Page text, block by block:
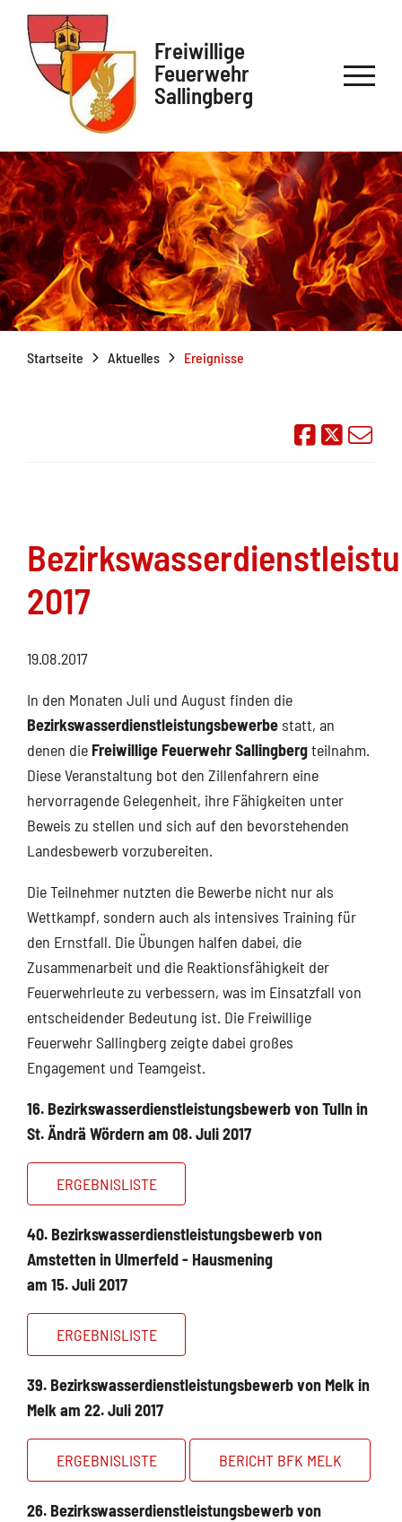
Freiwillige
Feuerwehr
Sallingberg
Startseite Aktuelles Ereignisse
Auf
2017
19.08.2017
In den Monaten Juli und August finden die
Bezirkswasserdienstleistungsbewerbe statt, an
denen die Freiwillige Feuerwehr Sallingbergteilnahm.
Diese Veranstaltung bot den Zillenfahrern eine
hervorragende Gelegenheit, ihre Fähigkeiten unter
Beweis zu stellen und sich auf den bevorstehenden
Landesbewerb vorzubereiten.
Die Teilnehmer nutzten die Bewerbe nicht nur als
Wettkampf, sondern auch als intensives Training für
den Ernstfall. Die Übungen halfen dabei, die
Zusammenarbeit und die Reaktionsfähigkeit der
Feuerwehrleute zu verbessern, was im Einsatzfall von
entscheidender Bedeutung ist. Die Freiwillige
Feuerwehr Sallingberg zeigte dabei großes
Engagement und Teamgeist.
16. Bezirkswasserdienstleistungsbewerb von Tulln in
St. Ändrä Wördern am 08. Juli 2017
ERGEBNISLISTE
40. Bezirkswasserdienstleistungsbewerb von
Amstetten in Ulmerfeld - Hausmening
am 15. Juli 2017
ERGEBNISLISTE
39. Bezirkswasserdienstleistungsbewerb von Melk in
Melk am 22. Juli 2017
ERGEBNISLISTE BERICHT BFK MELK
26. Bezirkswasserdienstleistungsbewerb von